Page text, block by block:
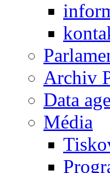
Archiv
Data
Média